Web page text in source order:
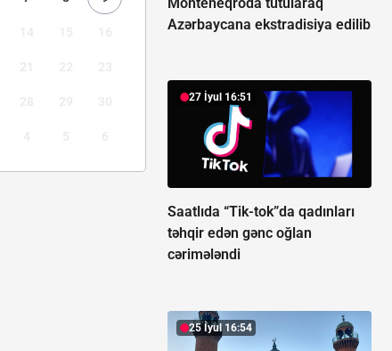
Azərbaycana ekstradisiya edilib
27 İyul 16:51
Saatlıda “Tik-tok”da qadınları
təhqir edən gənc oğlan
cərimələndi
25 İyul 16:54